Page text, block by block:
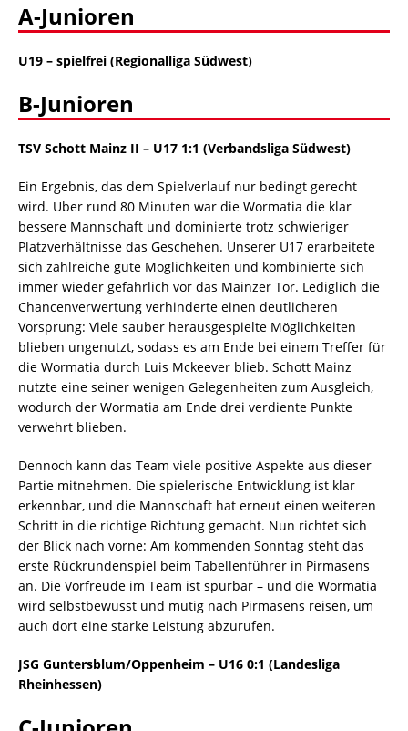
A-Junioren
U19 – spielfrei (Regionalliga Südwest)
B-Junioren
TSV Schott Mainz II – U17 1:1 (Verbandsliga Südwest)
Ein Ergebnis, das dem Spielverlauf nur bedingt gerecht
wird. Über rund 80 Minuten war die Wormatia die klar
bessere Mannschaft und dominierte trotz schwieriger
Platzverhältnisse das Geschehen. Unserer U17 erarbeitete
sich zahlreiche gute Möglichkeiten und kombinierte sich
immer wieder gefährlich vor das Mainzer Tor. Lediglich die
Chancenverwertung verhinderte einen deutlicheren
Vorsprung: Viele sauber herausgespielte Möglichkeiten
blieben ungenutzt, sodass es am Ende bei einem Treffer für
die Wormatia durch Luis Mckeever blieb. Schott Mainz
nutzte eine seiner wenigen Gelegenheiten zum Ausgleich,
wodurch der Wormatia am Ende drei verdiente Punkte
verwehrt blieben.
Dennoch kann das Team viele positive Aspekte aus dieser
Partie mitnehmen. Die spielerische Entwicklung ist klar
erkennbar, und die Mannschaft hat erneut einen weiteren
Schritt in die richtige Richtung gemacht. Nun richtet sich
der Blick nach vorne: Am kommenden Sonntag steht das
erste Rückrundenspiel beim Tabellenführer in Pirmasens
an. Die Vorfreude im Team ist spürbar – und die Wormatia
wird selbstbewusst und mutig nach Pirmasens reisen, um
auch dort eine starke Leistung abzurufen.
JSG Guntersblum/Oppenheim – U16 0:1 (Landesliga
Rheinhessen)